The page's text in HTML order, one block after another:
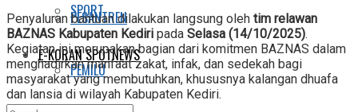
SPORT
E-KORAN SPOTNEWS
PESANTREN
PEMILU
Penyaluran bantuan dilakukan langsung oleh tim relawan
BAZNAS Kabupaten Kediri pada Selasa (14/10/2025).
Kegiatan ini merupakan bagian dari komitmen BAZNAS dalam
menghadirkan manfaat zakat, infak, dan sedekah bagi
masyarakat yang membutuhkan, khususnya kalangan dhuafa
dan lansia di wilayah Kabupaten Kediri.